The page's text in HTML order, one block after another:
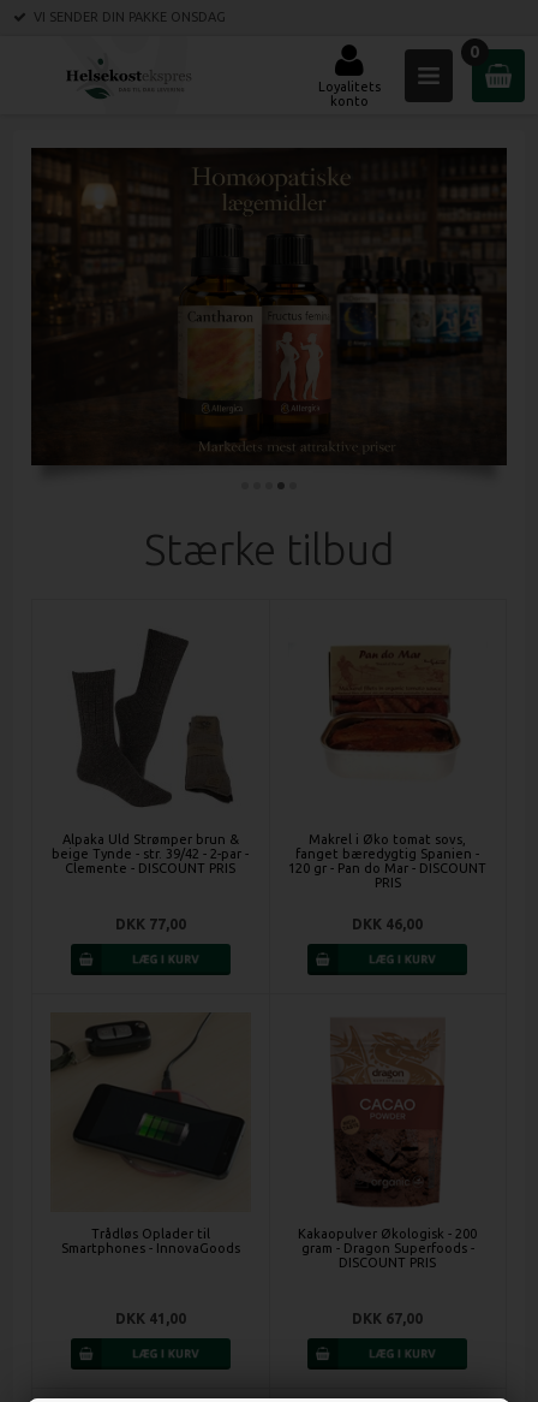
VI SENDER DIN PAKKE ONSDAG
0
Loyalitets
konto
Stærke tilbud
Alpaka Uld Strømper brun &
beige Tynde - str. 39/42 - 2-par -
Clemente - DISCOUNT PRIS
DKK 77,00
Makrel i Øko tomat sovs,
fanget bæredygtig Spanien -
120 gr - Pan do Mar - DISCOUNT
PRIS
DKK 46,00
Trådløs Oplader til
Smartphones - InnovaGoods
DKK 41,00
Kakaopulver Økologisk - 200
gram - Dragon Superfoods -
DISCOUNT PRIS
DKK 67,00